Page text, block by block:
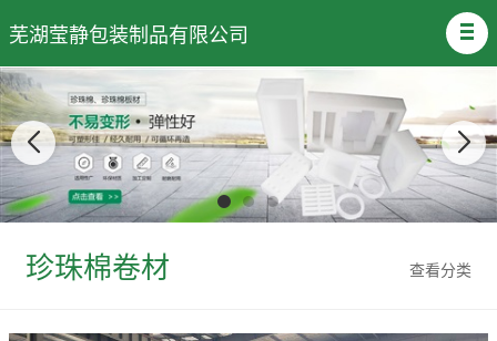
芜湖莹静包装制品有限公司
查看分类
珍珠棉卷材